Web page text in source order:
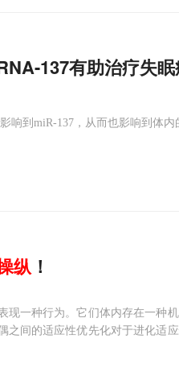
137有助治疗失
响到miR-137，从而也影响到体内
纵 ！
现一种行为。它们体内存在一种
之间的适应性优先化对于进化适